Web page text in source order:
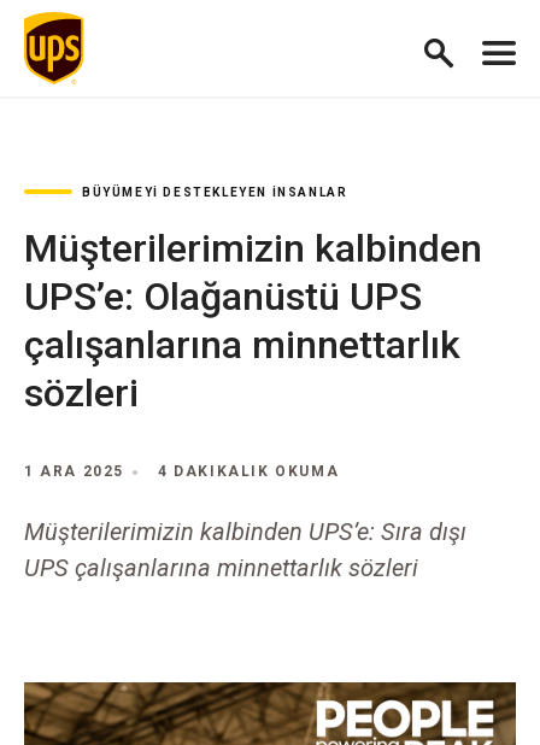
BÜYÜMEYI DESTEKLEYEN İNSANLAR
Müşterilerimizin kalbinden
UPS’e: Olağanüstü UPS
çalışanlarına minnettarlık
sözleri
1 ARA 2025 4 DAKIKALIK OKUMA
Müşterilerimizin kalbinden UPS’e: Sıra dışı
UPS çalışanlarına minnettarlık sözleri